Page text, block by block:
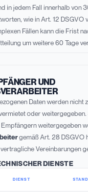
in jedem Fall innerhalb von
wie in Art. 12 DSGVO
Fällen kann die Frist
um weitere 60 Tage
UND
Daten werden nicht
oder
weitergegeben
gemäß Art. 28 DSGVO
Vereinbarungen
DIENSTE
DIENST